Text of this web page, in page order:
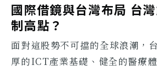
國際借鏡與台灣布局 台
制高點？
面對這股勢不可擋的全球浪潮，
厚的ICT產業基礎、健全的醫療